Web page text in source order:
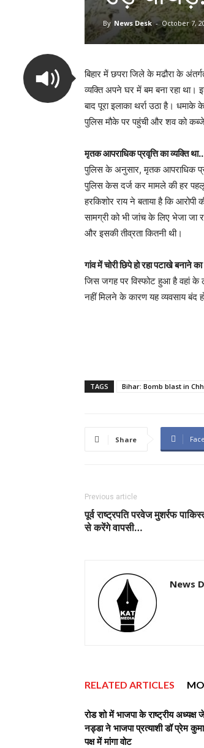
By News Desk - October 7,
बिहार में छपरा जिले के मढौरा के
व्यक्ति अपने घर में बम बना रहा था।
बाद पूरा इलाका थर्रा उठा है। धमाके
पुलिस मौके पर पहुंची और शव को
मृतक आपराधिक प्रवृत्ति का व्यक्ति था..
पुलिस के अनुसार, मृतक आपराधिक
पुलिस केस दर्ज कर मामले की हर
हरकिशोर राय ने बताया है कि
सामग्री को भी जांच के लिए भेजा जा
और इसकी तीव्रता कितनी थी।
गांव में चोरी छिपे हो रहा पटाखे बनाने
जिस जगह पर विस्फोट हुआ है वहां के
नहीं मिलने के कारण यह व्यवसाय बंद
TAGS Bihar: Bomb blast in
Share
Previous article
पूर्व राष्ट्रपति परवेज मुशर्रफ
से करेंगे वापसी…
News
RELATED ARTICLES
रोड शो में भाजपा के राष्ट्रीय अध्यक्ष
नड्डा ने भाजपा प्रत्याशी डॉ प्रेम
पक्ष में मांगा वोट